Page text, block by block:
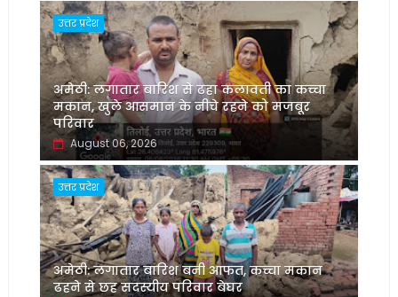
उत्तर प्रदेश
अमेठी: लगातार बारिश से ढहा कलावती का कच्चा
मकान, खुले आसमान के नीचे रहने को मजबूर
परिवार
August 06, 2026
उत्तर प्रदेश
अमेठी: लगातार बारिश बनी आफत, कच्चा मकान
ढहने से छह सदस्यीय परिवार बेघर